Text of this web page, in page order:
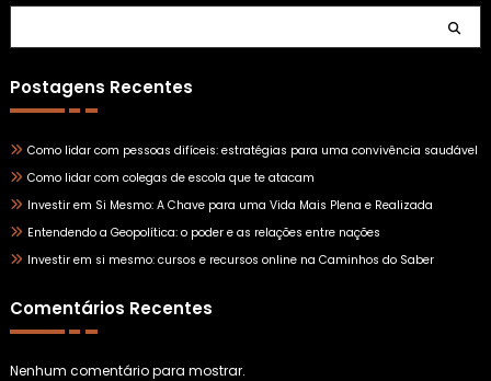
Postagens Recentes
Como lidar com pessoas difíceis: estratégias para uma convivência saudável
Como lidar com colegas de escola que te atacam
Investir em Si Mesmo: A Chave para uma Vida Mais Plena e Realizada
Entendendo a Geopolítica: o poder e as relações entre nações
Investir em si mesmo: cursos e recursos online na Caminhos do Saber
Comentários Recentes
Nenhum comentário para mostrar.